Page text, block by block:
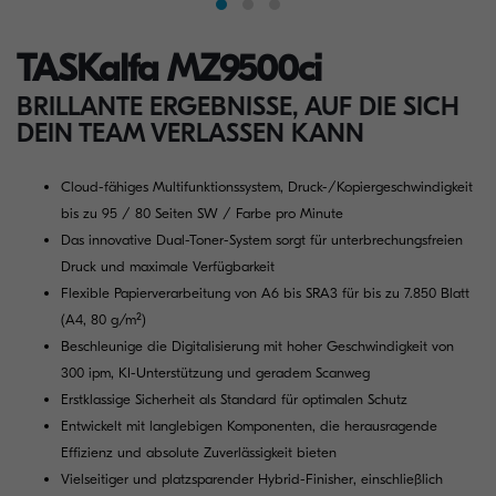
TASKalfa MZ9500ci
BRILLANTE ERGEBNISSE, AUF DIE SICH
DEIN TEAM VERLASSEN KANN
Cloud-fähiges Multifunktionssystem, Druck-/Kopiergeschwindigkeit
bis zu 95 / 80 Seiten SW / Farbe pro Minute
Das innovative Dual-Toner-System sorgt für unterbrechungsfreien
Druck und maximale Verfügbarkeit
Flexible Papierverarbeitung von A6 bis SRA3 für bis zu 7.850 Blatt
(A4, 80 g/m²)
Beschleunige die Digitalisierung mit hoher Geschwindigkeit von
300 ipm, KI-Unterstützung und geradem Scanweg
Erstklassige Sicherheit als Standard für optimalen Schutz
Entwickelt mit langlebigen Komponenten, die herausragende
Effizienz und absolute Zuverlässigkeit bieten
Vielseitiger und platzsparender Hybrid-Finisher, einschließlich